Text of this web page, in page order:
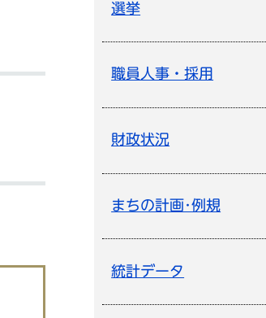
選挙
職員人事・採用
財政状況
まちの計画･例規
統計データ